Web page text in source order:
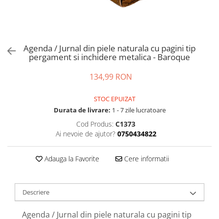
Agenda / Jurnal din piele naturala cu pagini tip
pergament si inchidere metalica - Baroque
134,99 RON
STOC EPUIZAT
Durata de livrare: 1 - 7 zile lucratoare
Cod Produs: C1373
Ai nevoie de ajutor? 0750434822
Adauga la Favorite Cere informatii
Descriere
Agenda / Jurnal din piele naturala cu pagini tip